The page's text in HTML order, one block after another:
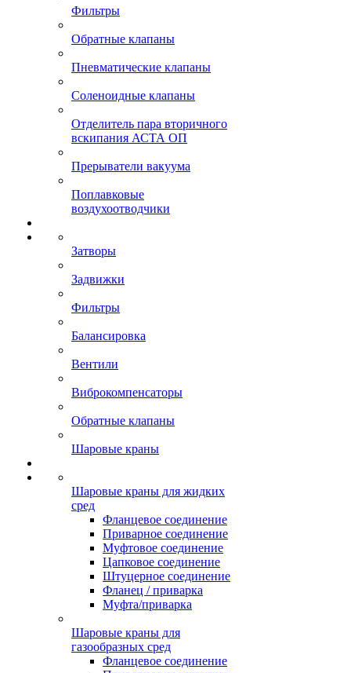
Фильтры
Обратные клапаны
Пневматические клапаны
Соленоидные клапаны
Отделитель пара вторичного
вскипания АСТА ОП
Прерыватели вакуума
Поплавковые
воздухоотводчики
Затворы
Задвижки
Фильтры
Балансировка
Вентили
Виброкомпенсаторы
Обратные клапаны
Шаровые краны
Шаровые краны для жидких
сред
Фланцевое соединение
Приварное соединение
Муфтовое соединение
Цапковое соединение
Штуцерное соединение
Фланец / приварка
Муфта/приварка
Шаровые краны для
газообразных сред
Фланцевое соединение